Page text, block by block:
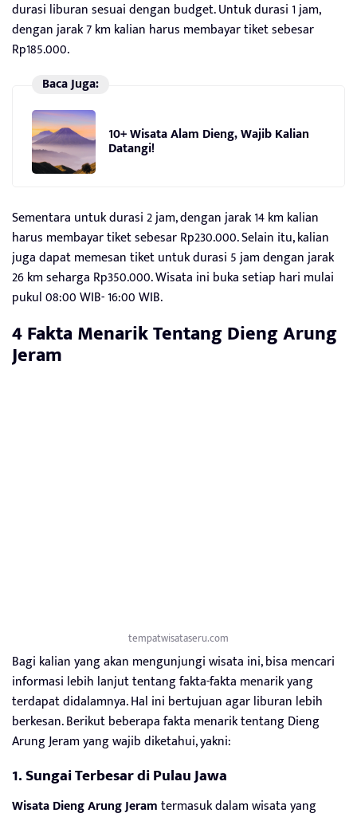
durasi liburan sesuai dengan budget. Untuk durasi 1 jam,
dengan jarak 7 km kalian harus membayar tiket sebesar
Rp185.000.
Baca Juga:
10+ Wisata Alam Dieng, Wajib Kalian
Datangi!
Sementara untuk durasi 2 jam, dengan jarak 14 km kalian
harus membayar tiket sebesar Rp230.000. Selain itu, kalian
juga dapat memesan tiket untuk durasi 5 jam dengan jarak
26 km seharga Rp350.000. Wisata ini buka setiap hari mulai
pukul 08:00 WIB- 16:00 WIB.
4 Fakta Menarik Tentang Dieng Arung
Jeram
tempatwisataseru.com
Bagi kalian yang akan mengunjungi wisata ini, bisa mencari
informasi lebih lanjut tentang fakta-fakta menarik yang
terdapat didalamnya. Hal ini bertujuan agar liburan lebih
berkesan. Berikut beberapa fakta menarik tentang Dieng
Arung Jeram yang wajib diketahui, yakni:
1. Sungai Terbesar di Pulau Jawa
Wisata Dieng Arung Jeramtermasuk dalam wisata yang